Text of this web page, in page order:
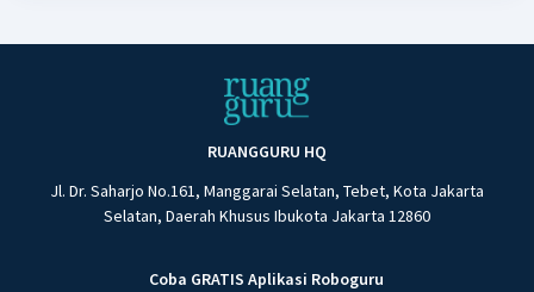
RUANGGURU HQ
Jl. Dr. Saharjo No.161, Manggarai Selatan, Tebet, Kota Jakarta
Selatan, Daerah Khusus Ibukota Jakarta 12860
Coba GRATIS Aplikasi Roboguru